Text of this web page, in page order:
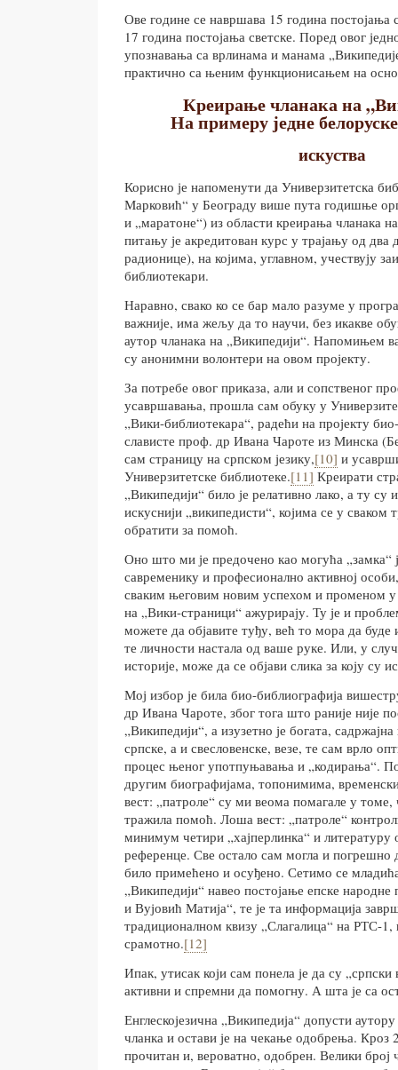
Ове године се навршава 15 година постојања
17 година постојања светске. Поред овог
упознавања са врлинама и манама
практично са њеним функционисањем на
Креирање чланака на
На примеру једне
искуства
Корисно је напоменути да Универзитетска
Марковић“ у Београду више пута годишње
и „маратоне“) из области креирања чланака
питању је акредитован курс у трајању од два
радионице), на којима, углавном, учествују
библиотекари.
Наравно, свако ко се бар мало разуме у
важније, има жељу да то научи, без икакве
аутор чланака на „Википедији“. Напомињем
су анонимни волонтери на овом пројекту.
За потребе овог приказа, али и сопственог
усавршавања, прошла сам обуку у
„Вики-библиотекара“, радећи на пројекту
слависте проф. др Ивана Чароте из Минска
сам страницу на српском језику,[10] и
Универзитетске библиотеке.[11] Креирати
„Википедији“ било је релативно лако, а ту су
искуснији „википедисти“, којима се у сваком
обратити за помоћ.
Оно што ми је предочено као могућа
савременику и професионално активној
сваким његовим новим успехом и променом
на „Вики-страници“ ажурирају. Ту је и
можете да објавите туђу, већ то мора да
те личности настала од ваше руке. Или, у
историје, може да се објави слика за коју су
Мој избор је била био-библиографија
др Ивана Чароте, због тога што раније није
„Википедији“, а изузетно је богата,
српске, а и свесловенске, везе, те сам врло
процес њеног употпуњавања и „кодирања“.
другим биографијама, топонимима,
вест: „патроле“ су ми веома помагале у
тражила помоћ. Лоша вест: „патроле“
минимум четири „хајперлинка“ и
референце. Све остало сам могла и погрешно
било примећено и осуђено. Сетимо се младића
„Википедији“ навео постојање епске
и Вујовић Матија“, те је та информација
традиционалном квизу „Слагалица“ на РТС-1,
срамотно.[12]
Ипак, утисак који сам понела је да су
активни и спремни да помогну. А шта је са
Енглескојезична „Википедија“ допусти
чланка и остави је на чекање одобрења. Кроз
прочитан и, вероватно, одобрен. Велики број